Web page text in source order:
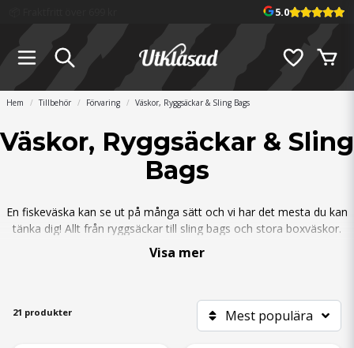
5.0
Hem Tillbehör Förvaring Väskor, Ryggsäckar & Sling Bags
Väskor, Ryggsäckar & Sling
Bags
En fiskeväska kan se ut på många sätt och vi har det mesta du kan
tänka dig! Allt från ryggsäckar till sling bags och stora boxväskor.
Vare sig du letar efter något som har plats för allt i din
fiskearsenal, eller en väska som samlar det du behöver för dagen,
efter favoritdraget när man väl är ute och fiskar!
Visa mer
21 produkter Mest populära